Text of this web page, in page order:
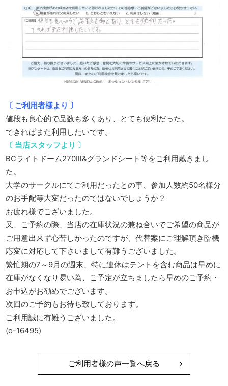
〔 ご利用者様より 〕
値段も良心的で品数も多くあり、とても便利だった。
できればまた利用したいです。
〔 当店スタッフより 〕
BCライトドーム270Ⅲ&グランドシート等をご利用戴きまし
た。
大学のサークルにてご利用だったとの事、参加人数約50名様分
のお手配等大変だったのではないでしょうか？
お疲れ様でございました。
又、ご予約の際、当店の在庫状況の兼ね合いでご希望の商品が
ご用意出来ず心苦しかったのですが、代替案にご理解頂き臨機
応変に対応して下さいまして有難うございました。
繁忙期の7～9月の週末、特に連休はテントを含む商品は早めに
在庫がなくなり易い為、ご予定が立ちましたら早めのご予約・
お申込がお勧めでございます。
次回のご予約もお待ち致しております。
ご利用誠に有難うございました。
(o-16495)
ご利用者様の声一覧へ戻る